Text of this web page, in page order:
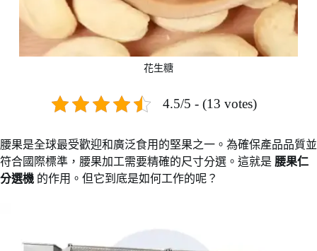
花生糖
4.5/5 - (13 votes)
腰果是全球最受歡迎和廣泛食用的堅果之一。為確保產品品質並
符合國際標準，腰果加工需要精確的尺寸分選。這就是 腰果仁
分選機 的作用。但它到底是如何工作的呢？